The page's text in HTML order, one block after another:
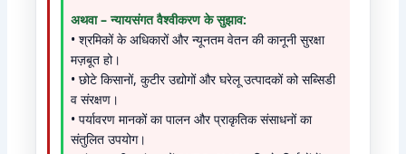
अथवा – न्यायसंगत वैश्वीकरण के सुझाव:
• श्रमिकों के अधिकारों और न्यूनतम वेतन की कानूनी सुरक्षा
मज़बूत हो।
• छोटे किसानों, कुटीर उद्योगों और घरेलू उत्पादकों को सब्सिडी
व संरक्षण।
• पर्यावरण मानकों का पालन और प्राकृतिक संसाधनों का
संतुलित उपयोग।